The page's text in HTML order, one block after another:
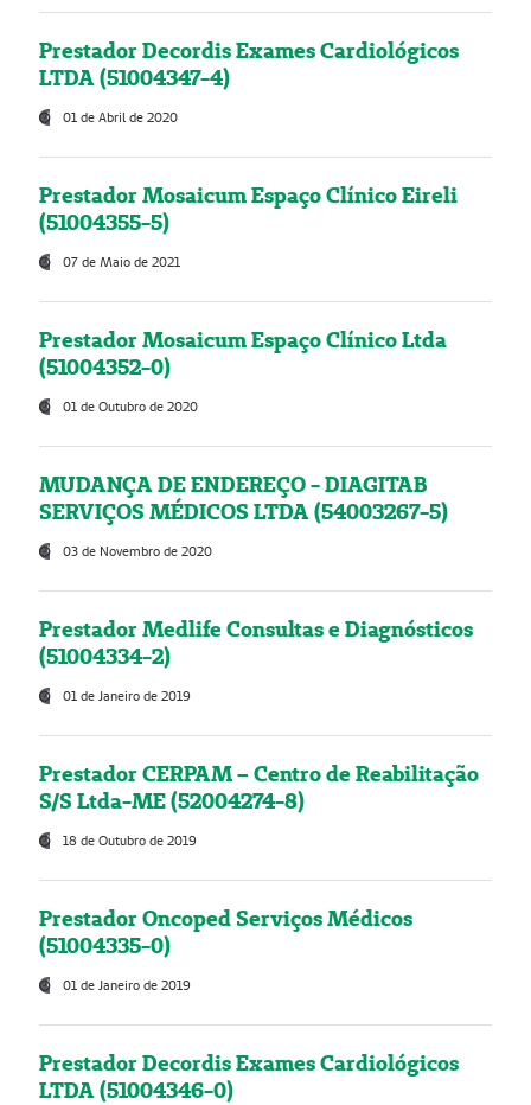
Prestador Decordis Exames Cardiológicos
LTDA (51004347-4)
01 de Abril de 2020
Prestador Mosaicum Espaço Clínico Eireli
(51004355-5)
07 de Maio de 2021
Prestador Mosaicum Espaço Clínico Ltda
(51004352-0)
01 de Outubro de 2020
MUDANÇA DE ENDEREÇO - DIAGITAB
SERVIÇOS MÉDICOS LTDA (54003267-5)
03 de Novembro de 2020
Prestador Medlife Consultas e Diagnósticos
(51004334-2)
01 de Janeiro de 2019
Prestador CERPAM – Centro de Reabilitação
S/S Ltda-ME (52004274-8)
18 de Outubro de 2019
Prestador Oncoped Serviços Médicos
(51004335-0)
01 de Janeiro de 2019
Prestador Decordis Exames Cardiológicos
LTDA (51004346-0)